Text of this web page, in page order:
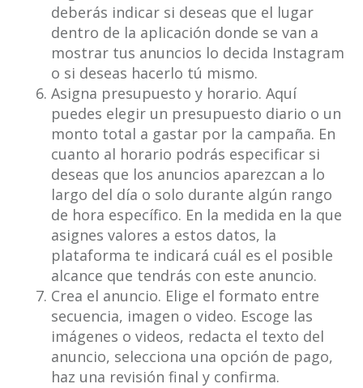
deberás indicar si deseas que el lugar
dentro de la aplicación donde se van a
mostrar tus anuncios lo decida Instagram
o si deseas hacerlo tú mismo.
Asigna presupuesto y horario. Aquí
puedes elegir un presupuesto diario o un
monto total a gastar por la campaña. En
cuanto al horario podrás especificar si
deseas que los anuncios aparezcan a lo
largo del día o solo durante algún rango
de hora específico. En la medida en la que
asignes valores a estos datos, la
plataforma te indicará cuál es el posible
alcance que tendrás con este anuncio.
Crea el anuncio. Elige el formato entre
secuencia, imagen o video. Escoge las
imágenes o videos, redacta el texto del
anuncio, selecciona una opción de pago,
haz una revisión final y confirma.